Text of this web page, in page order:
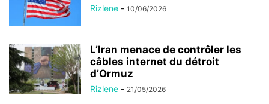
Rizlene - 10/06/2026
L’Iran menace de contrôler les
câbles internet du détroit
d’Ormuz
Rizlene - 21/05/2026